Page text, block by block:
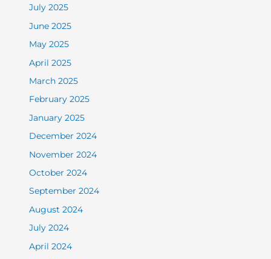
July 2025
June 2025
May 2025
April 2025
March 2025
February 2025
January 2025
December 2024
November 2024
October 2024
September 2024
August 2024
July 2024
April 2024